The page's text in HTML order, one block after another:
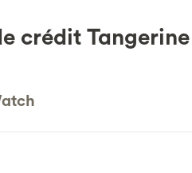
crédit Tangerine